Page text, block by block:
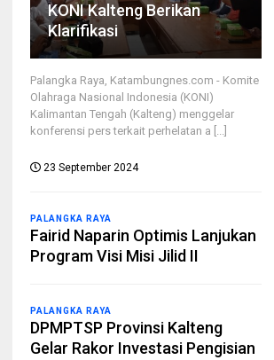
KONI Kalteng Berikan
Klarifikasi
Palangka Raya, Katambungnes.com - Komite
Olahraga Nasional Indonesia (KONI)
Kalimantan Tengah (Kalteng) menggelar
konferensi pers terkait perhelatan a [...]
23 September 2024
PALANGKA RAYA
Fairid Naparin Optimis Lanjukan
Program Visi Misi Jilid II
PALANGKA RAYA
DPMPTSP Provinsi Kalteng
Gelar Rakor Investasi Pengisian